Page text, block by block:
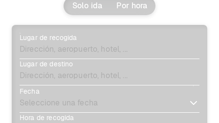
Solo ida Por hora
Lugar de recogida
Lugar de destino
Fecha
Hora de recogida